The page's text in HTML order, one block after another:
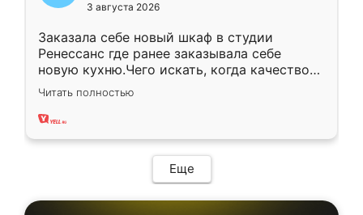
3 августа 2026
Заказала себе новый шкаф в студии
Ренессанс где ранее заказывала себе
новую кухню.Чего искать, когда качеством
вполне довольна. Служит кухня уже почти
два года, нареканий нет.
Читать полностью
Еще